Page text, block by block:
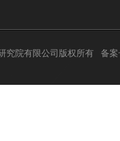
究院有限公司版权所有 备案